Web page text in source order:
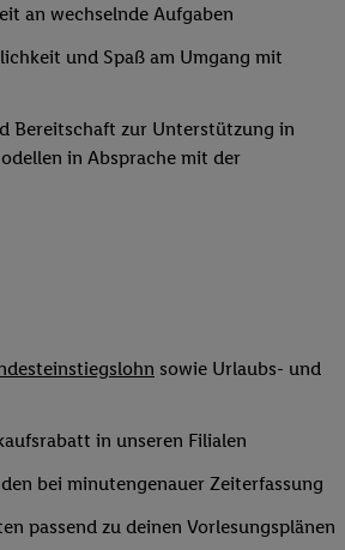
an wechselnde Aufgaben
und Spaß am Umgang mit
Bereitschaft zur Unterstützung in
in Absprache mit der
sowie Urlaubs- und
in unseren Filialen
bei minutengenauer Zeiterfassung
passend zu deinen Vorlesungsplänen